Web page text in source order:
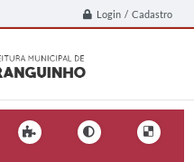
Login / Cadastro